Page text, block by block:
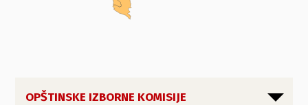
OPŠTINSKE IZBORNE KOMISIJE